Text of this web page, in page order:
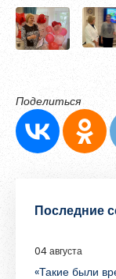
Поделиться
Последние
04 августа
«Такие были